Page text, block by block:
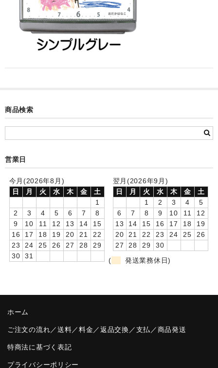
目覚まし時計(個別)
お絵かきギャラリープラス(絵＋個別)
卒園DVDアルバム
園や先生への贈り物
音声入りフォトフレームクロック(集合)
音声入りフォトフレームクロック(校歌)
目覚まし時計(集合)
温湿度計付目覚まし時計
制服メモリー
商品検索
営業日
今月(2026年8月)
日
月 火 水 木 金
土
1
2
3 4 5 6 7
8
9
10 11 12 13 14
15
16
17 18 19 20 21
22
23
24 25 26 27 28
29
30
31
翌月(2026年9月)
日
月 火 水 木 金
土
1
2 3 4
5
6
7 8 9 10 11
12
13
14 15 16 17 18
19
20
21 22 23 24 25
26
27
28 29
30
(
発送業務休日)
ホーム
ご注文の流れ／送料／料金／返品交換／支払／商品発送
特商法に基づく表記
プライバシーポリシー